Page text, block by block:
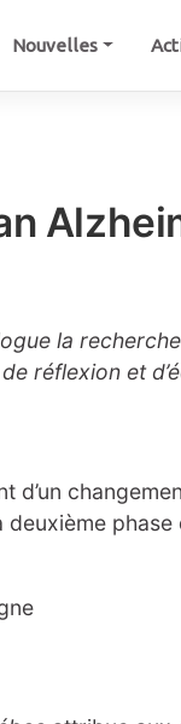
Nouvelles
la
réflexion et
d’un
phase